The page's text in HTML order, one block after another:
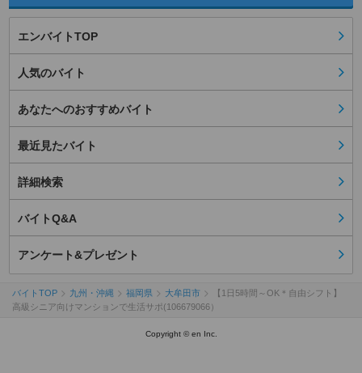
エンバイトTOP
人気のバイト
あなたへのおすすめバイト
最近見たバイト
詳細検索
バイトQ&A
アンケート&プレゼント
バイトTOP 九州・沖縄 福岡県 大牟田市
【1日5時間～OK＊自由シフト】
高級シニア向けマンションで生活サポ(106679066）
Copyright © en Inc.